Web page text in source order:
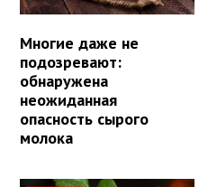
Многие даже не
подозревают:
обнаружена
неожиданная
опасность сырого
молока